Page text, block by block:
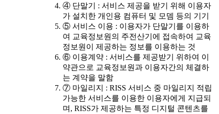
④ 단말기 : 서비스 제공을 받기 위해 이용자
가 설치한 개인용 컴퓨터 및 모뎀 등의 기기
⑤ 서비스 이용 : 이용자가 단말기를 이용하
여 교육정보원의 주전산기에 접속하여 교육
정보원이 제공하는 정보를 이용하는 것
⑥ 이용계약 : 서비스를 제공받기 위하여 이
약관으로 교육정보원과 이용자간의 체결하
는 계약을 말함
⑦ 마일리지 : RISS 서비스 중 마일리지 적립
가능한 서비스를 이용한 이용자에게 지급되
며, RISS가 제공하는 특정 디지털 콘텐츠를